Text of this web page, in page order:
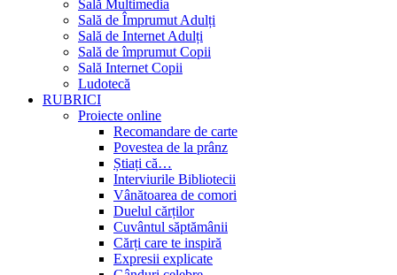
Sală Multimedia
Sală de Împrumut Adulți
Sală de Internet Adulți
Sală de împrumut Copii
Sală Internet Copii
Ludotecă
RUBRICI
Proiecte online
Recomandare de carte
Povestea de la prânz
Știați că…
Interviurile Bibliotecii
Vânătoarea de comori
Duelul cărților
Cuvântul săptămânii
Cărți care te inspiră
Expresii explicate